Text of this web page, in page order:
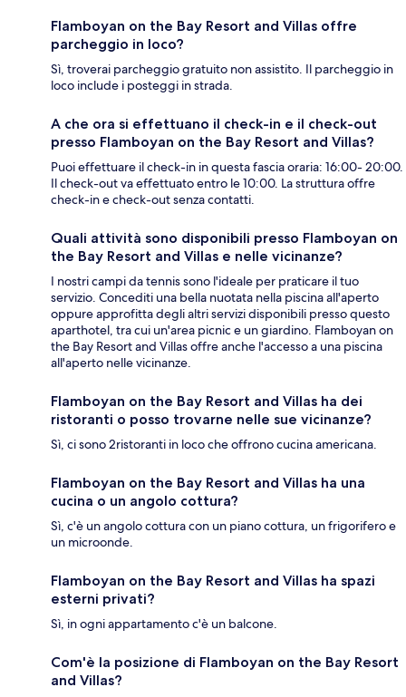
Flamboyan on the Bay Resort and Villas offre
parcheggio in loco?
Sì, troverai parcheggio gratuito non assistito. Il parcheggio in
loco include i posteggi in strada.
A che ora si effettuano il check-in e il check-out
presso Flamboyan on the Bay Resort and Villas?
Puoi effettuare il check-in in questa fascia oraria: 16:00- 20:00.
Il check-out va effettuato entro le 10:00. La struttura offre
check-in e check-out senza contatti.
Quali attività sono disponibili presso Flamboyan on
the Bay Resort and Villas e nelle vicinanze?
I nostri campi da tennis sono l'ideale per praticare il tuo
servizio. Concediti una bella nuotata nella piscina all'aperto
oppure approfitta degli altri servizi disponibili presso questo
aparthotel, tra cui un'area picnic e un giardino. Flamboyan on
the Bay Resort and Villas offre anche l'accesso a una piscina
all'aperto nelle vicinanze.
Flamboyan on the Bay Resort and Villas ha dei
ristoranti o posso trovarne nelle sue vicinanze?
Sì, ci sono 2ristoranti in loco che offrono cucina americana.
Flamboyan on the Bay Resort and Villas ha una
cucina o un angolo cottura?
Sì, c'è un angolo cottura con un piano cottura, un frigorifero e
un microonde.
Flamboyan on the Bay Resort and Villas ha spazi
esterni privati?
Sì, in ogni appartamento c'è un balcone.
Com'è la posizione di Flamboyan on the Bay Resort
and Villas?